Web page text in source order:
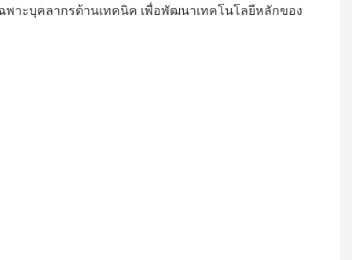
าะบุคลากรด้านเทคนิค เพื่อพัฒนาเทคโนโลยีหลักของ